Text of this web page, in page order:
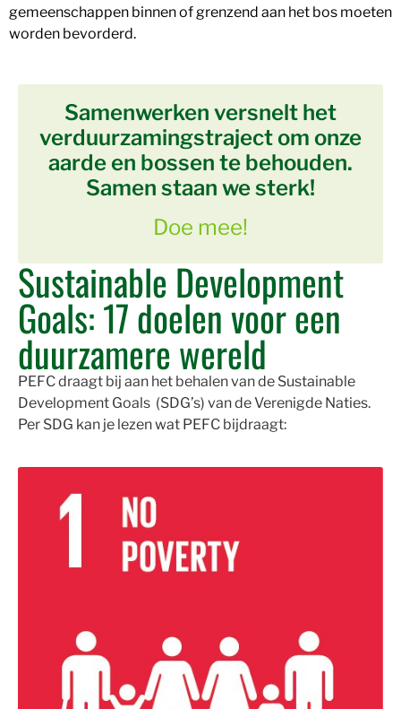
gemeenschappen binnen of grenzend aan het bos moeten
worden bevorderd.
Samenwerken versnelt het
verduurzamingstraject om onze
aarde en bossen te behouden.
Samen staan we sterk!
Doe mee!
Sustainable Development
Goals: 17 doelen voor een
duurzamere wereld
PEFC draagt bij aan het behalen van de Sustainable
Development Goals (SDG’s) van de Verenigde Naties.
Per SDG kan je lezen wat PEFC bijdraagt: